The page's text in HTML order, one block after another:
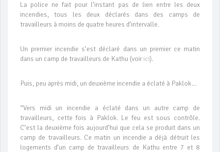
La police ne fait pour l’instant pas de lien entre les deux
incendies, tous les deux déclarés dans des camps de
travailleurs à moins de quatre heures d’intervalle.
Un premier incendie s’est déclaré dans un premier ce matin
dans un camp de travailleurs de Kathu (voirici).
Puis, peu après midi, un deuxième incendie a éclaté à Paklok…
“Vers midi un incendie a éclaté dans un autre camp de
travailleurs, cette fois à Paklok. Le feu est sous contrôle.
C’est la deuxième fois aujourd’hui que cela se produit dans un
camp de travailleurs. Ce matin un incendie a déjà détruit les
logements d’un camp de travailleurs de Kathu entre 7 et 8